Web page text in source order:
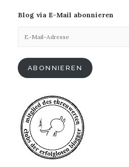
Blog via E-Mail abonnieren
Mail-
ABONNIEREN